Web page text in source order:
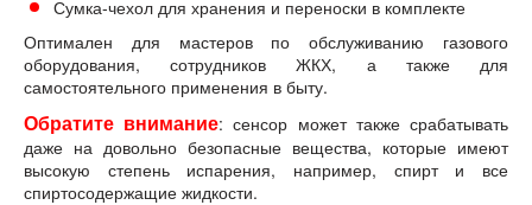
Сумка-чехол для хранения и переноски в комплекте
Оптимален для мастеров по обслуживанию газового
оборудования, сотрудников ЖКХ, а также для
самостоятельного применения в быту.
Обратите внимание: сенсор может также срабатывать
даже на довольно безопасные вещества, которые имеют
высокую степень испарения, например, спирт и все
спиртосодержащие жидкости.